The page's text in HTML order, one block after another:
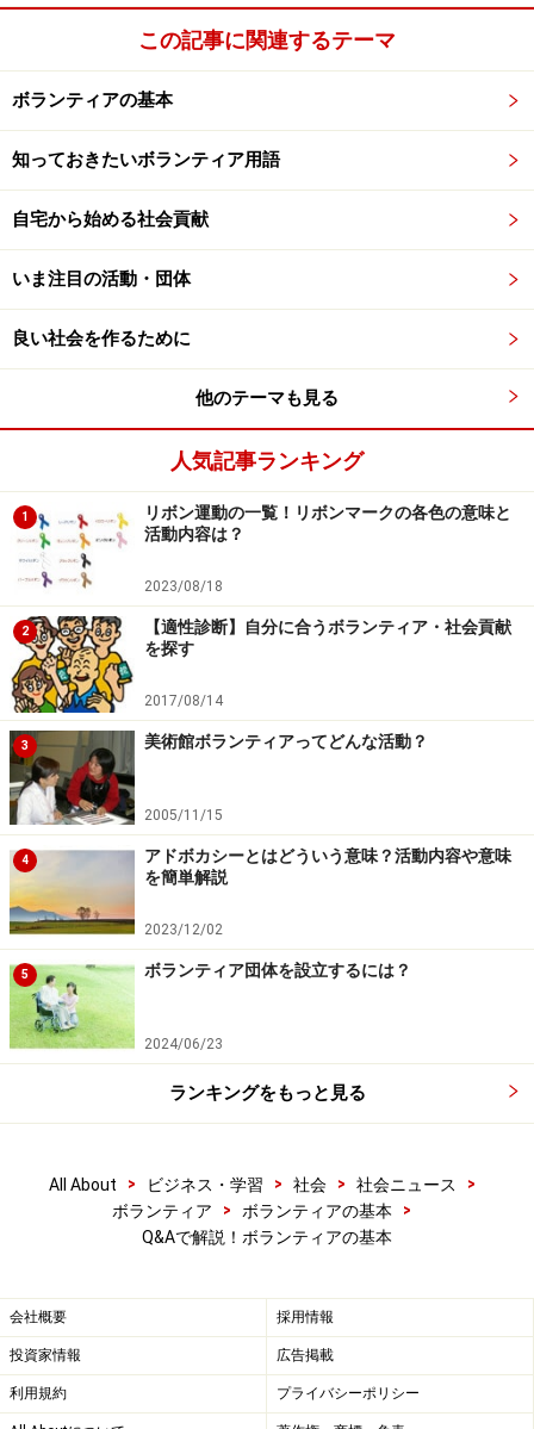
この記事に関連するテーマ
ボランティアの基本
知っておきたいボランティア用語
自宅から始める社会貢献
いま注目の活動・団体
良い社会を作るために
他のテーマも見る
人気記事ランキング
1
リボン運動の一覧！リボンマークの各色の意味と
活動内容は？
2023/08/18
2
【適性診断】自分に合うボランティア・社会貢献
を探す
2017/08/14
3 美術館ボランティアってどんな活動？
2005/11/15
4
アドボカシーとはどういう意味？活動内容や意味
を簡単解説
2023/12/02
5 ボランティア団体を設立するには？
2024/06/23
ランキングをもっと見る
All About > ビジネス・学習 > 社会 > 社会ニュース
>
ボランティア
> ボランティアの基本
>
Q&Aで解説！ボランティアの基本
会社概要 採用情報
投資家情報 広告掲載
利用規約 プライバシーポリシー